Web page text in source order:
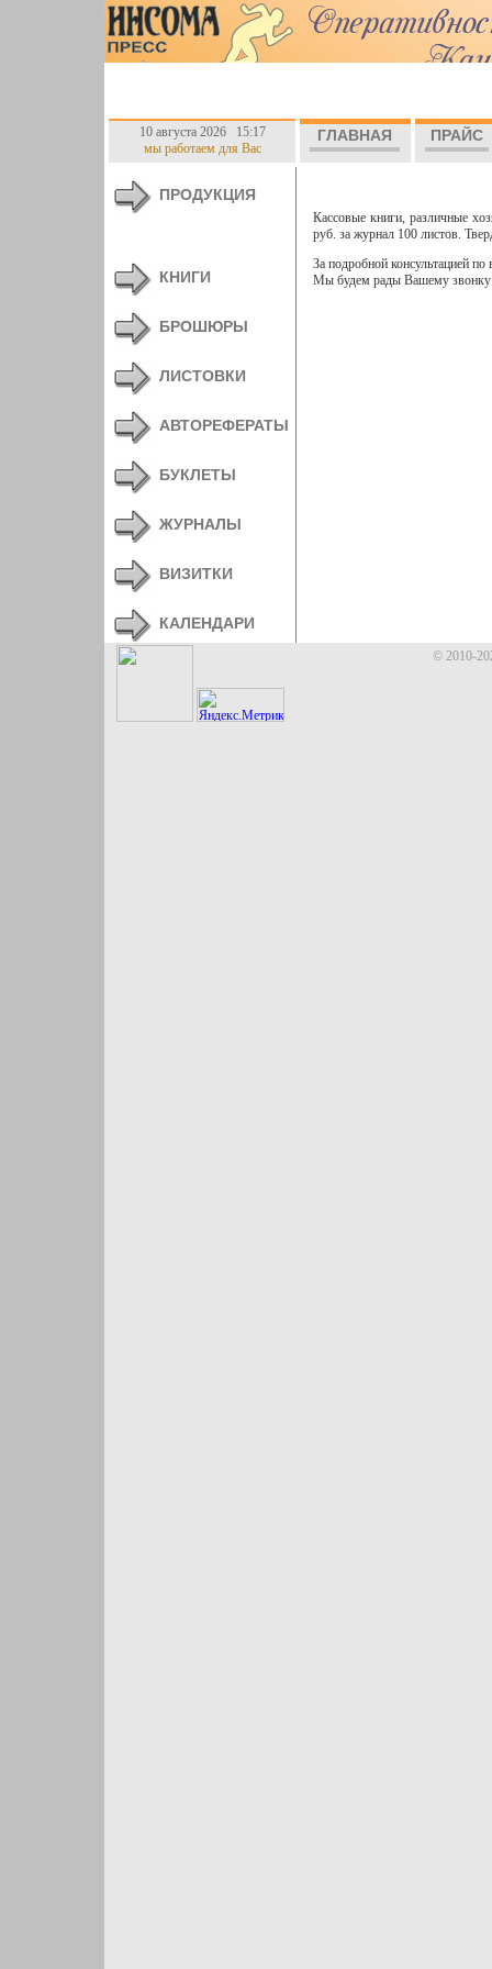
10 августа 2026 15:17
мы работаем для Вас
ГЛАВНАЯ ПРАЙС
ПРОДУКЦИЯ
КНИГИ
БРОШЮРЫ
ЛИСТОВКИ
АВТОРЕФЕРАТЫ
БУКЛЕТЫ
ЖУРНАЛЫ
ВИЗИТКИ
КАЛЕНДАРИ
Кассовые книги, различные
руб. за журнал 100 листов.
За подробной консультацией
Мы будем рады Вашему
© 2010-